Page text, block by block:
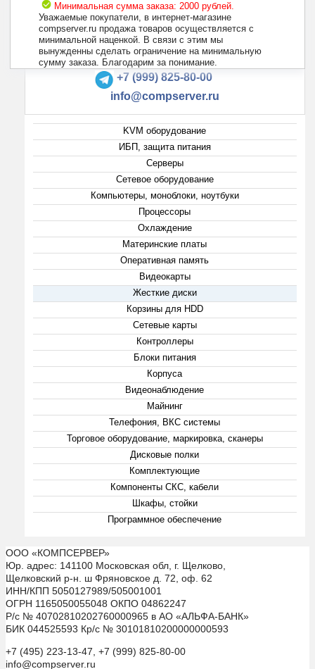
Минимальная сумма заказа: 2000 рублей.
Уважаемые покупатели, в интернет-магазине
compserver.ru продажа товаров осуществляется с
минимальной наценкой. В связи с этим мы
вынужденны сделать ограничение на минимальную
сумму заказа. Благодарим за понимание.
+7 (495) 223-13-47
+7 (999) 825-80-00
info@compserver.ru
KVM оборудование
ИБП, защита питания
Серверы
Сетевое оборудование
Компьютеры, моноблоки, ноутбуки
Процессоры
Охлаждение
Материнские платы
Оперативная память
Видеокарты
Жесткие диски
Корзины для HDD
Сетевые карты
Контроллеры
Блоки питания
Корпуса
Видеонаблюдение
Майнинг
Телефония, ВКС системы
Торговое оборудование, маркировка, сканеры
Дисковые полки
Комплектующие
Компоненты СКС, кабели
Шкафы, стойки
Программное обеспечение
ООО «КОМПСЕРВЕР»
Юр. адрес: 141100 Московская обл, г. Щелково,
Щелковский р-н. ш Фряновское д. 72, оф. 62
ИНН/КПП 5050127989/505001001
ОГРН 1165050055048 ОКПО 04862247
Р/с № 40702810202760000965 в АО «АЛЬФА-БАНК»
БИК 044525593 Кр/с № 30101810200000000593
+7 (495) 223-13-47, +7 (999) 825-80-00
info@compserver.ru